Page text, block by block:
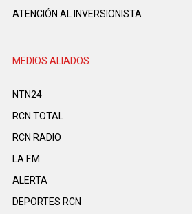
ATENCIÓN AL INVERSIONISTA
MEDIOS ALIADOS
NTN24
RCN TOTAL
RCN RADIO
LA F.M.
ALERTA
DEPORTES RCN